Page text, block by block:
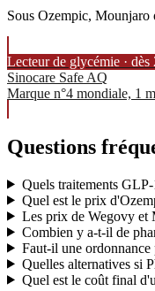
Sous Ozempic, Mounjaro
Lecteur de glycémie · dès
Sinocare Safe AQ
Marque n°4 mondiale, 1
Questions
Quels traitements
Quel est le prix
Les prix de Wegovy et
Combien y a-t-il de
Faut-il une
Quelles alternatives si
Quel est le coût final